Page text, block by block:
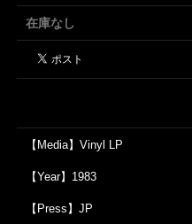
在庫なし
【Media】Vinyl LP
【Year】1983
【Press】JP